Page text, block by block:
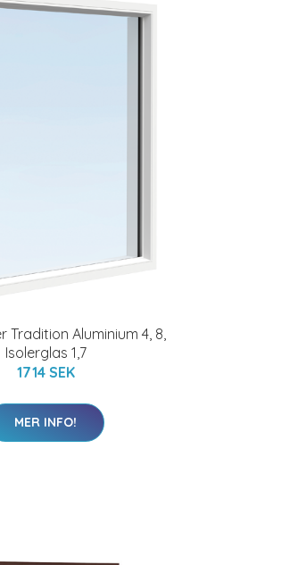
Tradition Aluminium 4, 8,
Isolerglas 1,7
1714 SEK
MER INFO!